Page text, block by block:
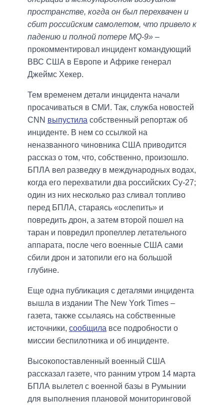
пространстве, когда он был перехвачен и
сбит российским самолетом, что привело к
падению и полной потере MQ-9» –
прокомментировал инцидент командующий
ВВС США в Европе и Африке генерал
Джеймс Хекер.
Тем временем детали инцидента начали
просачиваться в СМИ. Так, служба новостей
CNN выпустила собственный репортаж об
инциденте. В нем со ссылкой на
неназванного чиновника США приводится
рассказ о том, что, собственно, произошло.
БПЛА вел разведку в международных водах,
когда его перехватили два российских Су-27;
один из них несколько раз сливал топливо
перед БПЛА, стараясь «ослепить» и
повредить дрон, а затем второй пошел на
таран и повредил пропеллер летательного
аппарата, после чего военные США сами
сбили дрон и затопили его на большой
глубине.
Еще одна публикация с деталями инцидента
вышла в издании The New York Times –
газета, также ссылаясь на собственные
источники, сообщила все подробности о
миссии беспилотника и об инциденте.
Высокопоставленный военный США
рассказал газете, что ранним утром 14 марта
БПЛА вылетел с военной базы в Румынии
для выполнения плановой мониторинговой